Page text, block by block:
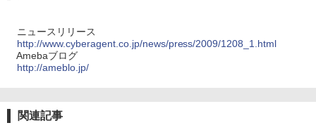
ニュースリリース
http://www.cyberagent.co.jp/news/press/2009/1208_1.html
Amebaブログ
http://ameblo.jp/
関連記事